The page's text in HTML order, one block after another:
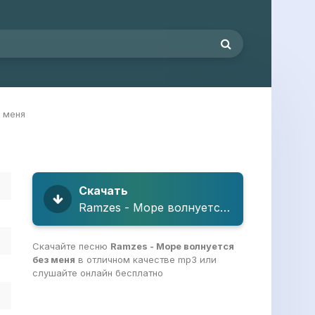
меня
Скачать
Ramzes - Море волнуется без меня
Скачайте песню Ramzes - Море волнуется
без меня в отличном качестве mp3 или
слушайте онлайн бесплатно